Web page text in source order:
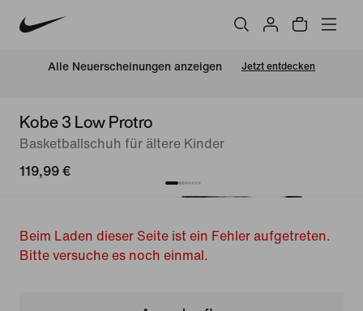
Alle Neuerscheinungen anzeigen Jetzt entdecken
Kobe 3 Low Protro
Basketballschuh für ältere Kinder
119,99 €
Beim Laden dieser Seite ist ein Fehler aufgetreten.
Bitte versuche es noch einmal.